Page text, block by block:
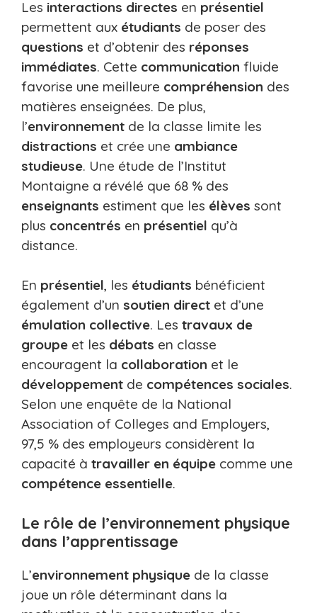
Les interactions directes en présentiel
permettent aux étudiants de poser des
questions et d’obtenir des réponses
immédiates. Cette communication fluide
favorise une meilleure compréhension des
matières enseignées. De plus,
l’environnement de la classe limite les
distractions et crée une ambiance
studieuse. Une étude de l’Institut
Montaigne a révélé que 68 % des
enseignants estiment que les élèves sont
plus concentrés en présentiel qu’à
distance.
En présentiel, les étudiants bénéficient
également d’un soutien direct et d’une
émulation collective. Les travaux de
groupe et les débats en classe
encouragent la collaboration et le
développement de compétences sociales.
Selon une enquête de la National
Association of Colleges and Employers,
97,5 % des employeurs considèrent la
capacité à travailler en équipe comme une
compétence essentielle.
Le rôle de l’environnement physique
dans l’apprentissage
L’environnement physique de la classe
joue un rôle déterminant dans la